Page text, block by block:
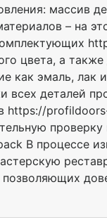
массив
– на
цвета, а
как эмаль,
деталей
https://
проверку
В процессе